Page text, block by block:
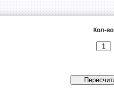
Кол-во